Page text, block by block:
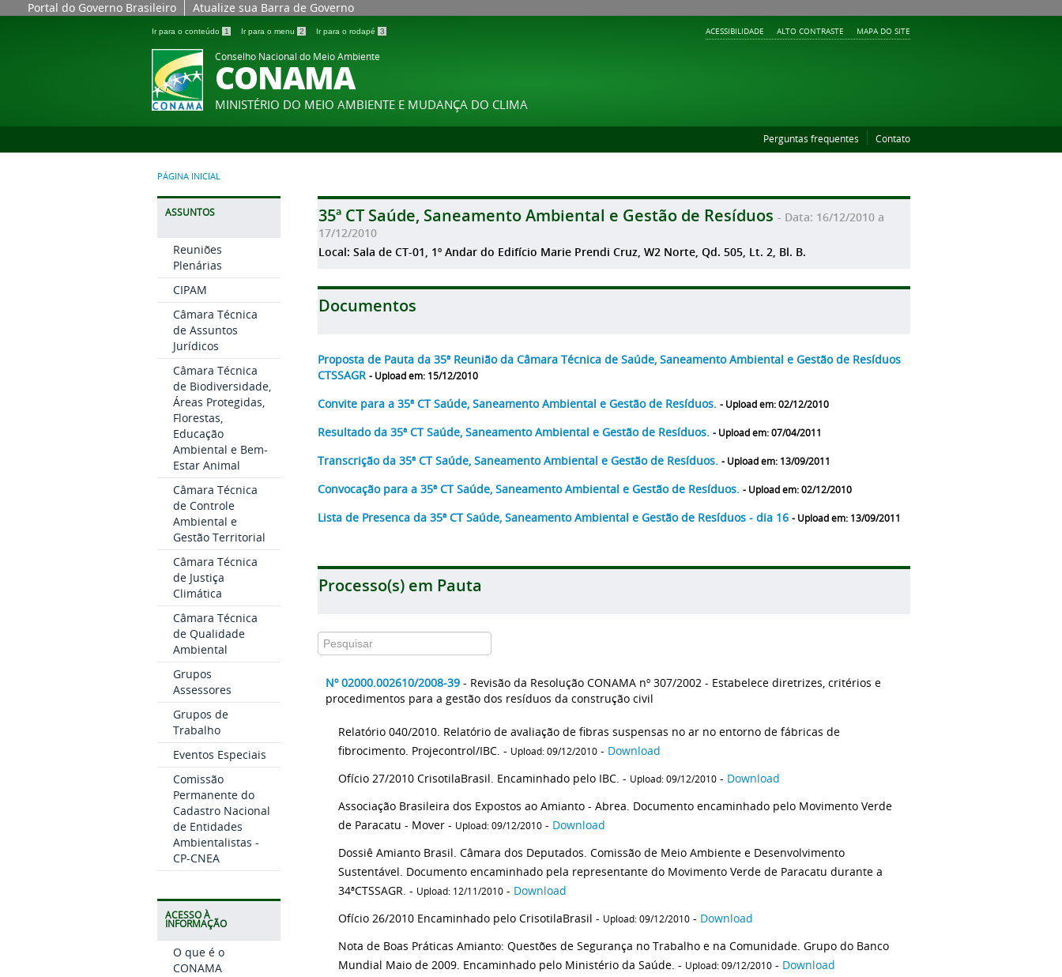
Portal do Governo Brasileiro Atualize sua Barra de Governo
Ir para o conteúdo 1 Ir para o menu 2 Ir para o rodapé 3 ACESSIBILIDADE ALTO CONTRASTE MAPA DO SITE
Conselho Nacional do Meio Ambiente
CONAMA
MINISTÉRIO DO MEIO AMBIENTE E MUDANÇA DO CLIMA
Perguntas frequentes Contato
PÁGINA INICIAL
ASSUNTOS
Reuniões
Plenárias
CIPAM
Câmara Técnica
de Assuntos
Jurídicos
Câmara Técnica
de Biodiversidade,
Áreas Protegidas,
Florestas,
Educação
Ambiental e Bem-
Estar Animal
Câmara Técnica
de Controle
Ambiental e
Gestão Territorial
Câmara Técnica
de Justiça
Climática
Câmara Técnica
de Qualidade
Ambiental
Grupos
Assessores
Grupos de
Trabalho
Eventos Especiais
Comissão
Permanente do
Cadastro Nacional
de Entidades
Ambientalistas -
CP-CNEA
ACESSO À
INFORMAÇÃO
O que é o
CONAMA
35ª CT Saúde, Saneamento Ambiental e Gestão de Resíduos - Data: 16/12/2010 a
17/12/2010
Local: Sala de CT-01, 1º Andar do Edifício Marie Prendi Cruz, W2 Norte, Qd. 505, Lt. 2, Bl. B.
Documentos
Proposta de Pauta da 35ª Reunião da Câmara Técnica de Saúde, Saneamento Ambiental e Gestão de Resíduos
CTSSAGR - Upload em: 15/12/2010
Convite para a 35ª CT Saúde, Saneamento Ambiental e Gestão de Resíduos. - Upload em: 02/12/2010
Resultado da 35ª CT Saúde, Saneamento Ambiental e Gestão de Resíduos. - Upload em: 07/04/2011
Transcrição da 35ª CT Saúde, Saneamento Ambiental e Gestão de Resíduos. - Upload em: 13/09/2011
Convocação para a 35ª CT Saúde, Saneamento Ambiental e Gestão de Resíduos. - Upload em: 02/12/2010
Lista de Presenca da 35ª CT Saúde, Saneamento Ambiental e Gestão de Resíduos - dia 16 - Upload em: 13/09/2011
Processo(s) em Pauta
Nº 02000.002610/2008-39 - Revisão da Resolução CONAMA nº 307/2002 - Estabelece diretrizes, critérios e
procedimentos para a gestão dos resíduos da construção civil
Relatório 040/2010. Relatório de avaliação de fibras suspensas no ar no entorno de fábricas de
fibrocimento. Projecontrol/IBC. - Upload: 09/12/2010 - Download
Ofício 27/2010 CrisotilaBrasil. Encaminhado pelo IBC. - Upload: 09/12/2010 - Download
Associação Brasileira dos Expostos ao Amianto - Abrea. Documento encaminhado pelo Movimento Verde
de Paracatu - Mover - Upload: 09/12/2010 - Download
Dossiê Amianto Brasil. Câmara dos Deputados. Comissão de Meio Ambiente e Desenvolvimento
Sustentável. Documento encaminhado pela representante do Movimento Verde de Paracatu durante a
34ªCTSSAGR. - Upload: 12/11/2010 - Download
Ofício 26/2010 Encaminhado pelo CrisotilaBrasil - Upload: 09/12/2010 - Download
Nota de Boas Práticas Amianto: Questões de Segurança no Trabalho e na Comunidade. Grupo do Banco
Mundial Maio de 2009. Encaminhado pelo Ministério da Saúde. - Upload: 09/12/2010 - Download